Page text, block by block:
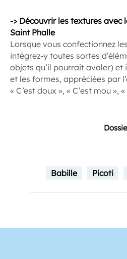
-> Découvrir les textures avec
Saint Phalle
Lorsque vous confectionnez
intégrez-y toutes sortes
objets qu’il pourrait avaler) et
et les formes, appréciées par
« C’est doux », « C’est mou »,
Babille Picoti